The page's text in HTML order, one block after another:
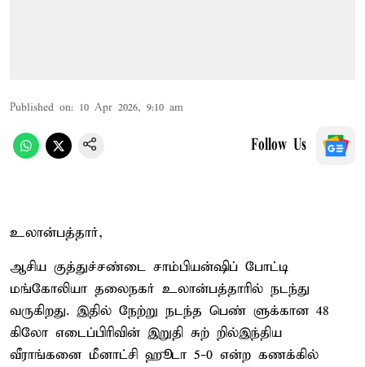
Published on: 10 Apr 2026, 9:10 am
Follow Us
உலான்பத்தார்,
ஆசிய குத்துச்சண்டை சாம்பியன்ஷிப் போட்டி
மங்கோலியா தலைநகர் உலான்பத்தாரில் நடந்து
வருகிறது. இதில் நேற்று நடந்த பெண் ளுக்கான 48
கிலோ எடைப்பிரிவின் இறுதி சுற் றில்இந்திய
வீராங்கனை மீனாட்சி ஹூடா 5-0 என்ற கணக்கில்